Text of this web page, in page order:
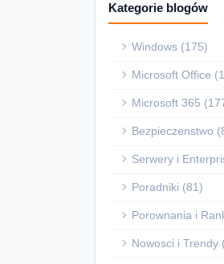
Kategorie blogów
Windows (175)
Microsoft Office
Microsoft 365
Bezpieczenstwo
Serwery i
Poradniki (81)
Porownania i
Nowosci i Trendy